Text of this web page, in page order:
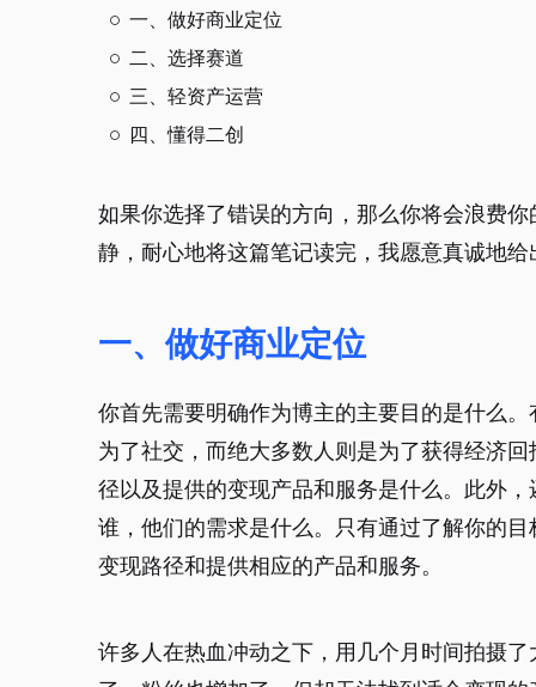
一、做好商业定位
二、选择赛道
三、轻资产运营
四、懂得二创
如果你选择了错误的方向，那么你将会浪费
静，耐心地将这篇笔记读完，我愿意真诚地
一、做好商业定位
你首先需要明确作为博主的主要目的是什么
为了社交，而绝大多数人则是为了获得经济
径以及提供的变现产品和服务是什么。此外
谁，他们的需求是什么。只有通过了解你的
变现路径和提供相应的产品和服务。
许多人在热血冲动之下，用几个月时间拍摄